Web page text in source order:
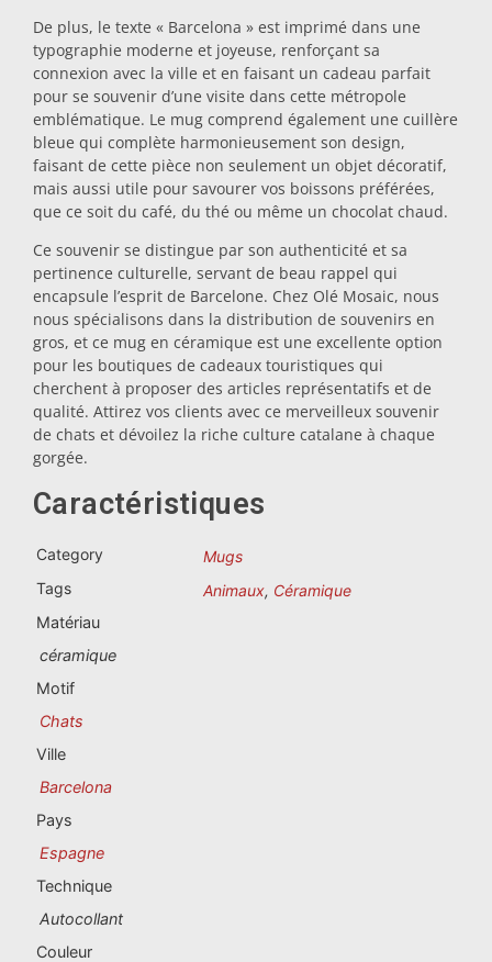
Verres à shot
Souvenirs par ville
Souvenirs d'Espagne
Souvenirs du Portugal
Alicante
Ávila
Badajoz
Benidorm
Bilbao
De plus, le texte « Barcelona » est imprimé dans une
typographie moderne et joyeuse, renforçant sa
connexion avec la ville et en faisant un cadeau parfait
pour se souvenir d’une visite dans cette métropole
emblématique. Le mug comprend également une cuillère
bleue qui complète harmonieusement son design,
faisant de cette pièce non seulement un objet décoratif,
mais aussi utile pour savourer vos boissons préférées,
que ce soit du café, du thé ou même un chocolat chaud.
Ce souvenir se distingue par son authenticité et sa
pertinence culturelle, servant de beau rappel qui
encapsule l’esprit de Barcelone. Chez Olé Mosaic, nous
nous spécialisons dans la distribution de souvenirs en
gros, et ce mug en céramique est une excellente option
pour les boutiques de cadeaux touristiques qui
cherchent à proposer des articles représentatifs et de
qualité. Attirez vos clients avec ce merveilleux souvenir
de chats et dévoilez la riche culture catalane à chaque
gorgée.
Caractéristiques
Category
Mugs
Tags
Animaux, Céramique
Matériau
céramique
Motif
Chats
Ville
Barcelona
Pays
Espagne
Technique
Autocollant
Couleur